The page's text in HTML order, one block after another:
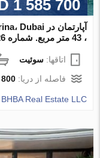
1 585 700 AED
، 43 متر مربع. شماره 647026
اتاقها:سوئیت
فاصله از دریا:800 متر
BHBA Real Estate LLC